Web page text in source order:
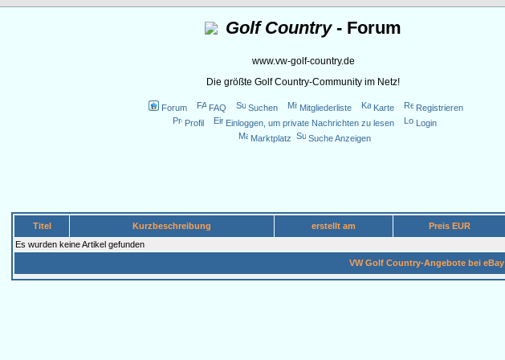
Golf Country- Forum
www.vw-golf-country.de
Die größte Golf Country-Community im Netz!
Forum FAQ Suchen Mitgliederliste Karte
Registrieren
Profil
Einloggen, um private Nachrichten zu lesen
Login
Marktplatz
Suche Anzeigen
Titel Kurzbeschreibung erstellt am Preis EUR
Es wurden keine Artikel gefunden
VW Golf Country-Angebote bei eBay